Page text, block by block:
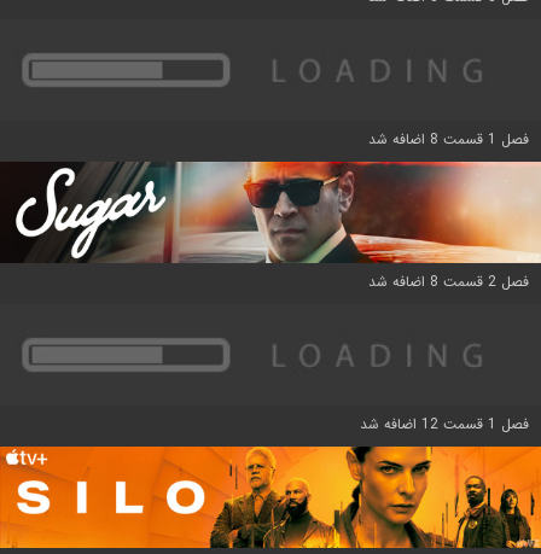
فصل 1 قسمت 8 اضافه شد
فصل 2 قسمت 8 اضافه شد
فصل 1 قسمت 12 اضافه شد